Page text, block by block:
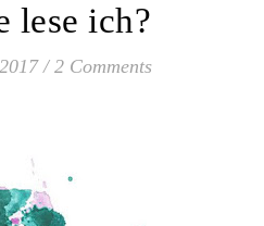
lese ich?
/ 2 Comments